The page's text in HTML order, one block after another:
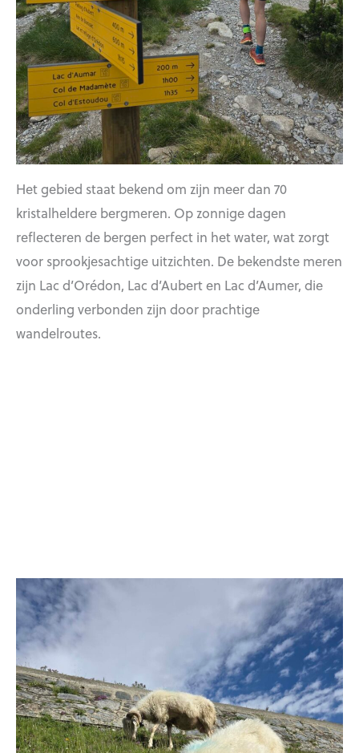
Het gebied staat bekend om zijn meer dan 70
kristalheldere bergmeren. Op zonnige dagen
reflecteren de bergen perfect in het water, wat zorgt
voor sprookjesachtige uitzichten. De bekendste meren
zijn Lac d’Orédon, Lac d’Aubert en Lac d’Aumer, die
onderling verbonden zijn door prachtige
wandelroutes.